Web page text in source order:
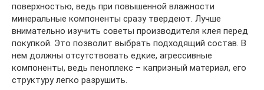
поверхностью, ведь при повышенной влажности
минеральные компоненты сразу твердеют. Лучше
внимательно изучить советы производителя клея перед
покупкой. Это позволит выбрать подходящий состав. В
нем должны отсутствовать едкие, агрессивные
компоненты, ведь пеноплекс – капризный материал, его
структуру легко разрушить.